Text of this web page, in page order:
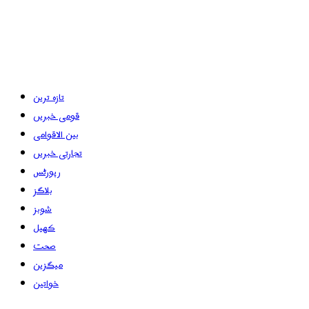
تازہ ترین
قومی خبریں
بین الاقوامی
تجارتی خبریں
رپورٹس
بلاگز
شوبز
کھیل
صحت
میگزین
خواتین